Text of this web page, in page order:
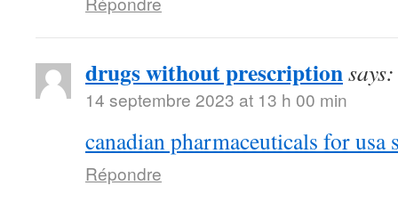
drugs without prescriptionsays:
14 septembre 2023 at 13 h 00 min
canadian pharmaceuticals for usa
Répondre